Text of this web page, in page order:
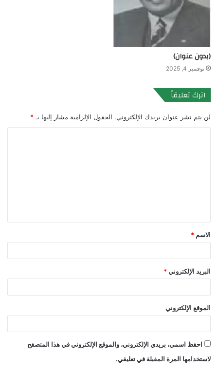
(بدون عنوان)
نوفمبر 4, 2025
اترك تعليقاً
لن يتم نشر عنوان بريدك الإلكتروني. الحقول الإلزامية مشار إليها بـ *
ق
*
الاسم *
البريد الإلكتروني *
الموقع الإلكتروني
احفظ اسمي، بريدي الإلكتروني، والموقع الإلكتروني في هذا المتصفح
لاستخدامها المرة المقبلة في تعليقي.